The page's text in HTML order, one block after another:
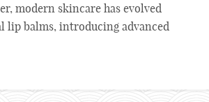
modern skincare has evolved
lip balms, introducing advanced